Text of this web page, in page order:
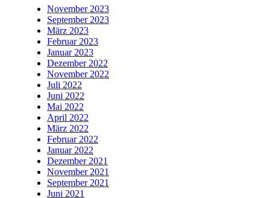
November 2023
September 2023
März 2023
Februar 2023
Januar 2023
Dezember 2022
November 2022
Juli 2022
Juni 2022
Mai 2022
April 2022
März 2022
Februar 2022
Januar 2022
Dezember 2021
November 2021
September 2021
Juni 2021